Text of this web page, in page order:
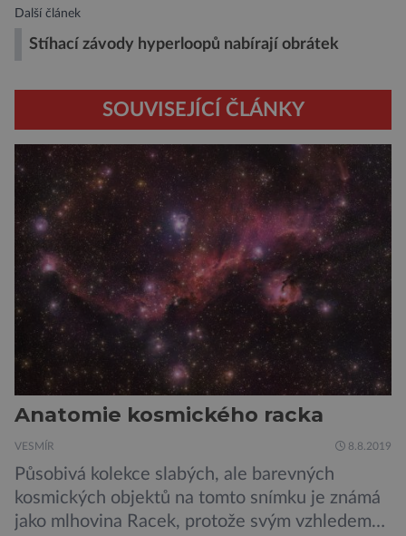
Další článek
Stíhací závody hyperloopů nabírají obrátek
SOUVISEJÍCÍ ČLÁNKY
Anatomie kosmického racka
VESMÍR 8.8.2019
Působivá kolekce slabých, ale barevných
kosmických objektů na tomto snímku je známá
jako mlhovina Racek, protože svým vzhledem